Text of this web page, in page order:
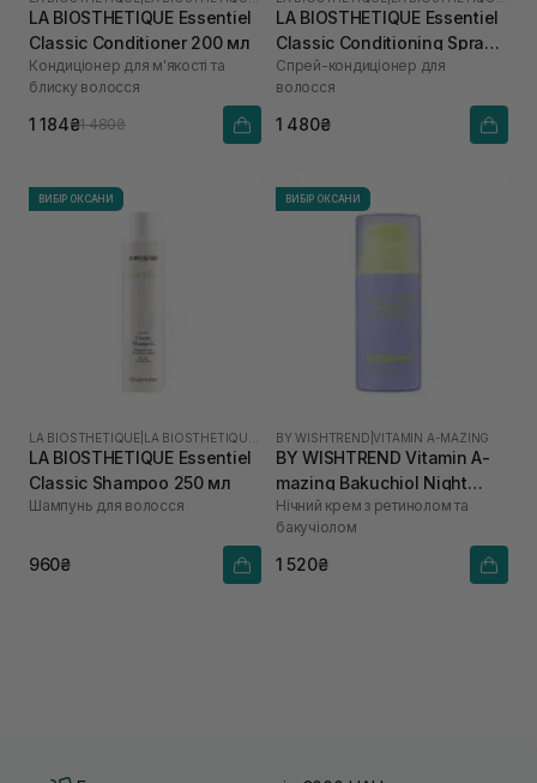
LA BIOSTHETIQUE Essentiel
Classic Conditioner 200 мл
Кондиціонер для м'якості та
блиску волосся
1 184₴1 480₴
LA BIOSTHETIQUE Essentiel
Classic Conditioning Spray
250 мл
Спрей-кондиціонер для
волосся
1 480₴
ВИБІР ОКСАНИ
LA BIOSTHETIQUE
LA BIOSTHETIQUE Essentiel
Classic Shampoo 250 мл
Шампунь для волосся
960₴
ВИБІР ОКСАНИ
BY WISHTREND |VITAMIN A-MAZING
BY WISHTREND Vitamin A-
mazing Bakuchiol Night
Cream 30 мл
Нічний крем з ретинолом та
бакучіолом
1 520₴